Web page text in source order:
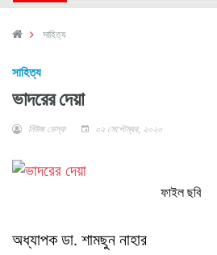
সাহিত্য
সাহিত্য
ভাদরের দেয়া
নিউজ ডেস্ক ০২ সেপ্টেম্বর, ২০২০
ফাইল ছবি
অধ্যাপক ডা. শামছুন নাহার